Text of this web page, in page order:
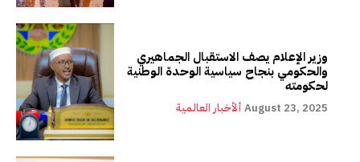
وزير الإعلام يصف الاستقبال الجماهيري
والحكومي بنجاح سياسية الوحدة الوطنية
لحكومته
ألأخبار العالمية August 23, 2025